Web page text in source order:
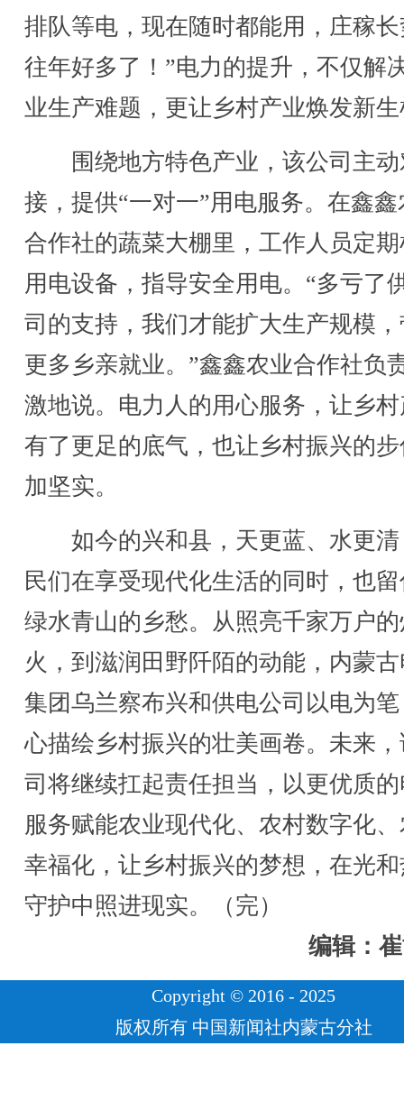
排队等电，现在随时都能用，庄稼
往年好多了！”电力的提升，不仅解
业生产难题，更让乡村产业焕发新
围绕地方特色产业，该公司主动
接，提供“一对一”用电服务。在鑫鑫
合作社的蔬菜大棚里，工作人员定
用电设备，指导安全用电。“多亏了
司的支持，我们才能扩大生产规模
更多乡亲就业。”鑫鑫农业合作社负
激地说。电力人的用心服务，让乡
有了更足的底气，也让乡村振兴的
加坚实。
如今的兴和县，天更蓝、水更清
民们在享受现代化生活的同时，也
绿水青山的乡愁。从照亮千家万户
火，到滋润田野阡陌的动能，内蒙
集团乌兰察布兴和供电公司以电为
心描绘乡村振兴的壮美画卷。未来
司将继续扛起责任担当，以更优质
服务赋能农业现代化、农村数字化
幸福化，让乡村振兴的梦想，在光
守护中照进现实。（完）
编辑：
Copyright © 2016 - 2025
版权所有 中国新闻社内蒙古分社